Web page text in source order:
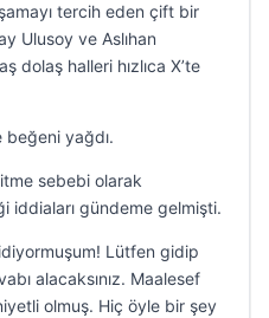
tercih eden çift bir
Ulusoy ve Aslıhan
dolaş halleri hızlıca X’te
yağdı.
sebebi olarak
iddiaları gündeme gelmişti.
Lütfen gidip
alacaksınız. Maalesef
olmuş. Hiç öyle bir şey